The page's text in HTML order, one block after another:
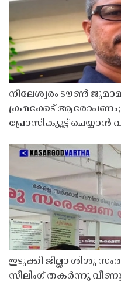
നീലേശ്വരം ടൗൺ
ക്രമക്കേട് ആരോപണം;
പ്രോസിക്യൂട്ട്
ഇടുക്കി ജില്ലാ ശിശു
സീലിംഗ് തകർന്നു